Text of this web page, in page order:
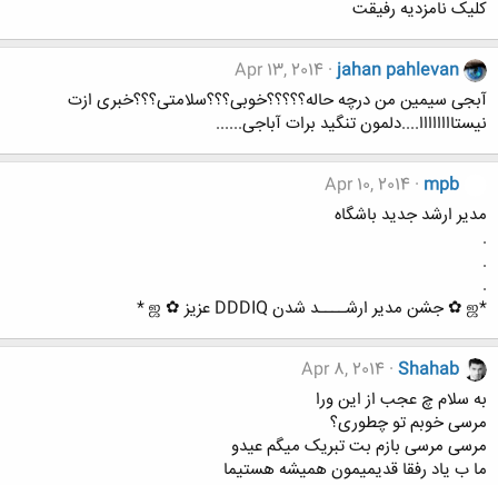
کلیک نامزدیه رفیقت
jahan pahlevan
Apr 13, 2014
آبجی سیمین من درچه حاله؟؟؟؟؟خوبی؟؟؟سلامتی؟؟؟خبری ازت
نیستاااااااا....دلمون تنگید برات آباجی......
mpb
Apr 10, 2014
مدیر ارشد جدید باشگاه
.
.
.
*ஜ ✿ جشن مدیر ارشــــد شدن DDDIQ عزیز ✿ ஜ *
Shahab
Apr 8, 2014
به سلام چ عجب از این ورا
مرسی خوبم تو چطوری؟
مرسی مرسی بازم بت تبریک میگم عیدو
ما ب یاد رفقا قدیمیمون همیشه هستیما